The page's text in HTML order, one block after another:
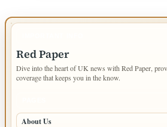
Red Paper
Dive into the heart of UK news with Red Paper,
coverage that keeps you in the know.
About Us